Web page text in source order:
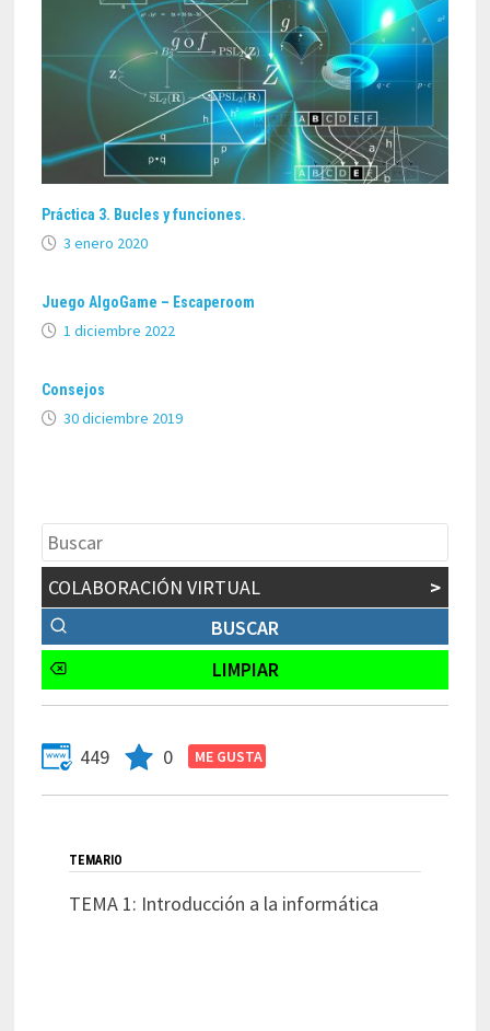
Práctica 3. Bucles y funciones.
3 enero 2020
Juego AlgoGame – Escaperoom
1 diciembre 2022
Consejos
30 diciembre 2019
COLABORACIÓN VIRTUAL >
449 0
TEMARIO
TEMA 1: Introducción a la informática